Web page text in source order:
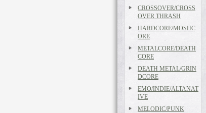
CROSSOVER/CROSS
OVER THRASH
HARDCORE/MOSHC
ORE
METALCORE/DEATH
CORE
DEATH METAL/GRIN
DCORE
EMO/INDIE/ALTANAT
IVE
MELODIC/PUNK